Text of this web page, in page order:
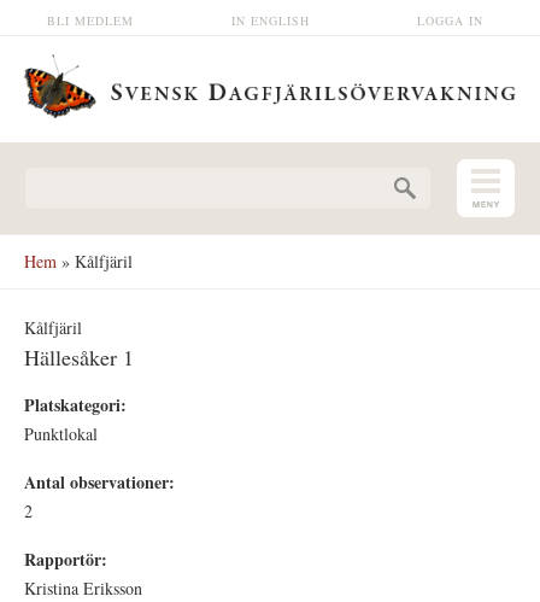
Hoppa till huvudinnehåll LOGGA IN
IN ENGLISH
BLI MEDLEM
Hem » Kålfjäril
Kålfjäril
Hällesåker 1
Platskategori:
Punktlokal
Antal observationer:
2
Rapportör:
Kristina Eriksson